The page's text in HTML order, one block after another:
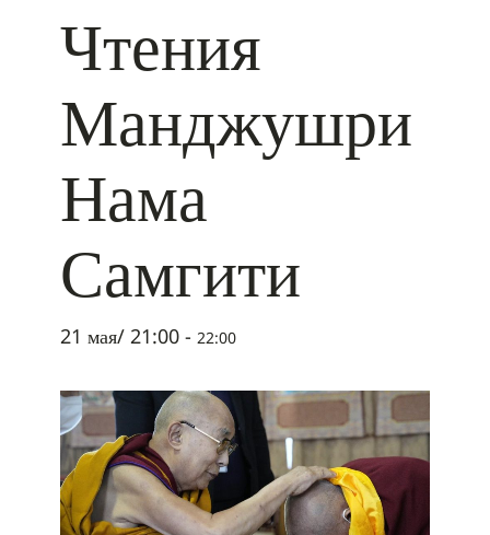
Чтения
Манджушри
Нама
Самгити
21 мая/ 21:00 - 22:00